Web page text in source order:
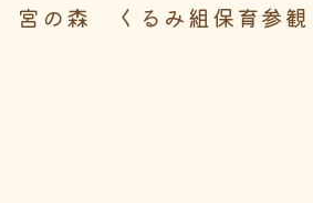
宮の森 くるみ組保育参観